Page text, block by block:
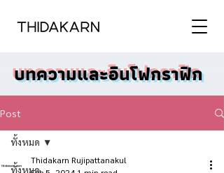
บทความและอินโฟกราฟิก
Post
ทั้งหมด
ทั้งหมด
Thidakarn Rujipattanakul